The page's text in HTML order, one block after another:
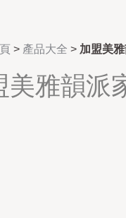
> 產品大全 > 加盟美
美雅韻派